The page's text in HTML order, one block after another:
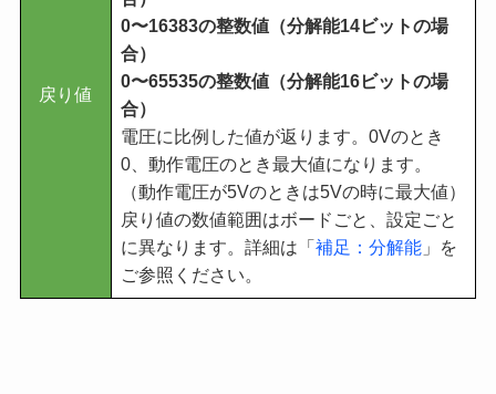
戻り値
0〜16383の整数値（分解能14ビットの場
合）
0〜65535の整数値（分解能16ビットの場
合）
電圧に比例した値が返ります。0Vのとき
0、動作電圧のとき最大値になります。
（動作電圧が5Vのときは5Vの時に最大値）
戻り値の数値範囲はボードごと、設定ごと
に異なります。詳細は「 補足：分解能」を
ご参照ください。